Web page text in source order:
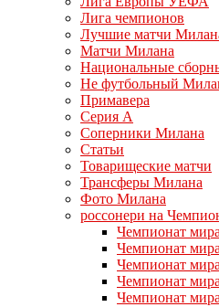
Лига чемпионов
Лучшие матчи
Матчи Милана
Национальные
Не футбольный
Примавера
Серия А
Соперники Милана
Статьи
Товарищеские матчи
Трансферы Милана
Фото Милана
россонери на
Чемпионат
Чемпионат
Чемпионат
Чемпионат
Чемпионат